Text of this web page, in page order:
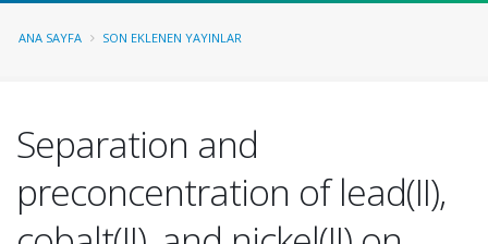
ANA SAYFA SON EKLENEN YAYINLAR
Separation and
preconcentration of lead(II),